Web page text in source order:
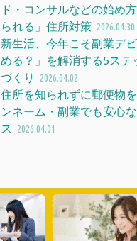
ド・コンサルなどの始め
られる」住所対策 2026.04.30
新生活、今年こそ副業デ
める？」を解消する5ステ
づくり
2026.04.02
住所を知られずに郵便物
ンネーム・副業でも安心
ス
2026.04.01